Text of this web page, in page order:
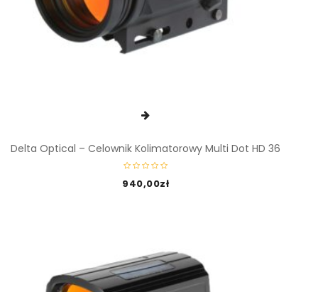
Delta Optical – Celownik Kolimatorowy Multi Dot HD 36
940,00zł